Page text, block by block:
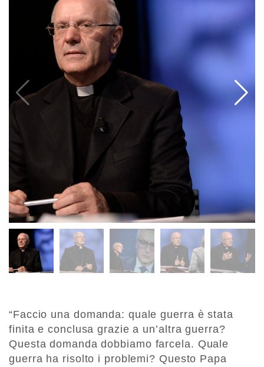
“Faccio una domanda: quale guerra è stata
finita e conclusa grazie a un’altra guerra?
Questa domanda dobbiamo farcela. Quale
guerra ha risolto i problemi? Questo Papa